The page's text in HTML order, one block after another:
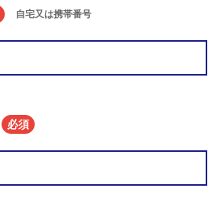
自宅又は携帯番号
必須